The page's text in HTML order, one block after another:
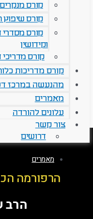
קורס מנקרים
קורס שיפוץ
קורס מסדרי
וקידושין
קורס מדריכי
קורס מדריכות
מהנעשה במרכז
מאמרים
עלונים להורדה
צור קשר
דרושים
מאמרים
הרפורמה
הרב